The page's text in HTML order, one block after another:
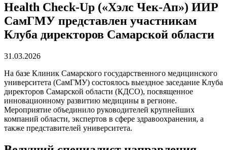
Health Check-Up («Хэлс Чек-Ап») ИИР
СамГМУ представлен участникам
Клуба директоров Самарской области
31.03.2026
На базе Клиник Самарского государственного медицинского
университета (СамГМУ) состоялось выездное заседание Клуба
директоров Самарской области (КДСО), посвященное
инновационному развитию медицины в регионе.
Мероприятие объединило руководителей крупнейших
компаний области, экспертов в сфере здравоохранения, а
также представителей университета.